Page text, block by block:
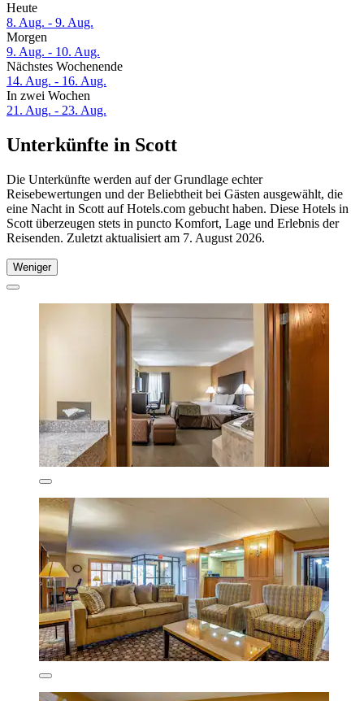
Heute
8. Aug. - 9. Aug.
Morgen
9. Aug. - 10. Aug.
Nächstes Wochenende
14. Aug. - 16. Aug.
In zwei Wochen
21. Aug. - 23. Aug.
Unterkünfte in Scott
Die Unterkünfte werden auf der Grundlage echter
Reisebewertungen und der Beliebtheit bei Gästen ausgewählt, die
eine Nacht in Scott auf Hotels.com gebucht haben. Diese Hotels in
Scott überzeugen stets in puncto Komfort, Lage und Erlebnis der
Reisenden. Zuletzt aktualisiert am 7. August 2026.
Weniger